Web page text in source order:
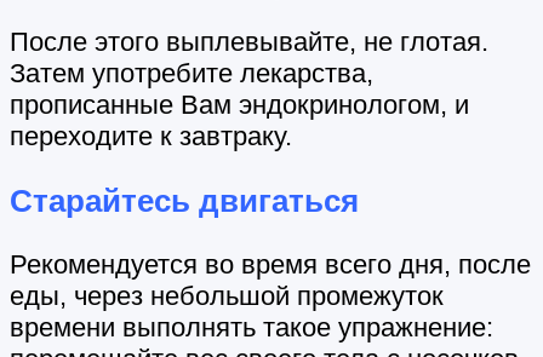
После этого выплевывайте, не глотая.
Затем употребите лекарства,
прописанные Вам эндокринологом, и
переходите к завтраку.
Старайтесь двигаться
Рекомендуется во время всего дня, после
еды, через небольшой промежуток
времени выполнять такое упражнение: